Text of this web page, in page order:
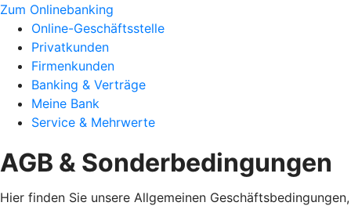
Zum Onlinebanking
Online-Geschäftsstelle
Privatkunden
Firmenkunden
Banking & Verträge
Meine Bank
Service & Mehrwerte
AGB & Sonderbedingungen
Hier finden Sie unsere Allgemeinen Geschäftsbedingungen,